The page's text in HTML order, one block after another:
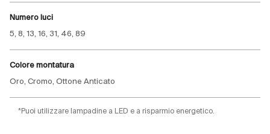
Numero luci
5, 8, 13, 16, 31, 46, 89
Colore montatura
Oro, Cromo, Ottone Anticato
*Puoi utilizzare lampadine a LED e a risparmio energetico.